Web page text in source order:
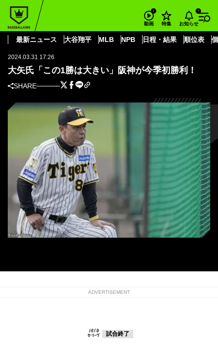
動画 特集 お知らせ
最新ニュース 大谷翔平 MLB NPB 日程・結果 順位表
BASEBALL KING
大矢氏「この1勝は大きい」阪神が今季初勝利！
阪神タイガース
2024.03.31 17:26
大矢氏「この1勝は大きい」阪神が今季初勝利！
SHARE
ADVERTISEMENT
試合終了